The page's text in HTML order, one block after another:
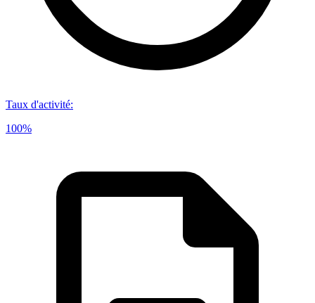
Taux d'activité:
100%